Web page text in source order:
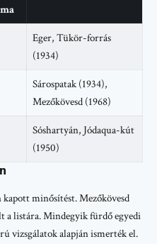
Eger, Tükör-forrás
(1934)
Sárospatak (1934),
Mezőkövesd (1968)
Sóshartyán, Jódaqua-kút
(1950)
minősítést. Mezőkövesd
a listára. Mindegyik fürdő egyedi
vizsgálatok alapján ismerték el.